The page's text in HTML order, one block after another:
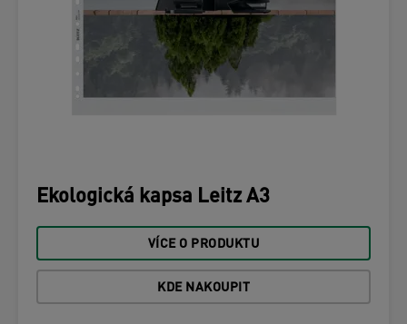
Ekologická kapsa Leitz A3
VÍCE O PRODUKTU
KDE NAKOUPIT